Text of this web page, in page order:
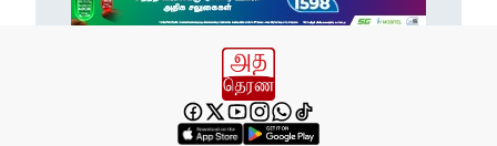
இது அதனுடன் சம்பந்தப்பட்ட கேள்விதான்
பல மாணவர்களின் எதிர்காலம்
நாசமாகிறது!